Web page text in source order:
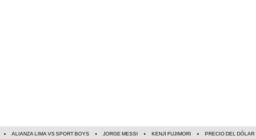
ALIANZA LIMA VS SPORT BOYS JORGE MESSI KENJI FUJIMORI PRECIO DEL DÓLAR